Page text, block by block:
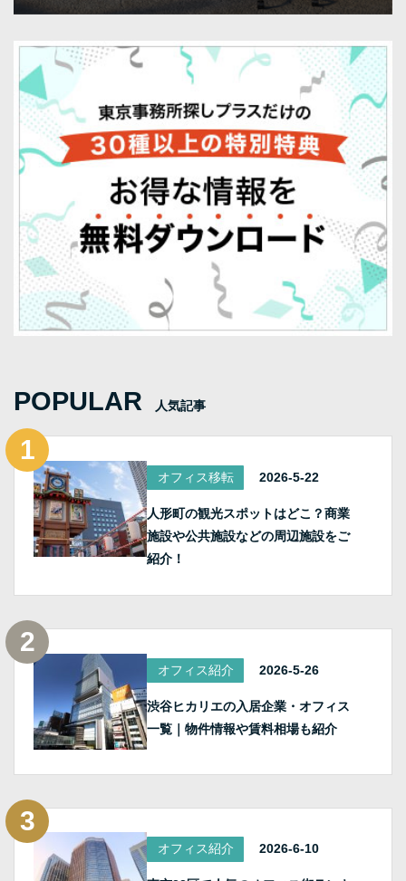
POPULAR 人気記事
オフィス移転 2026-5-22
人形町の観光スポットはどこ？商業
施設や公共施設などの周辺施設をご
紹介！
オフィス紹介 2026-5-26
渋谷ヒカリエの入居企業・オフィス
一覧｜物件情報や賃料相場も紹介
オフィス紹介 2026-6-10